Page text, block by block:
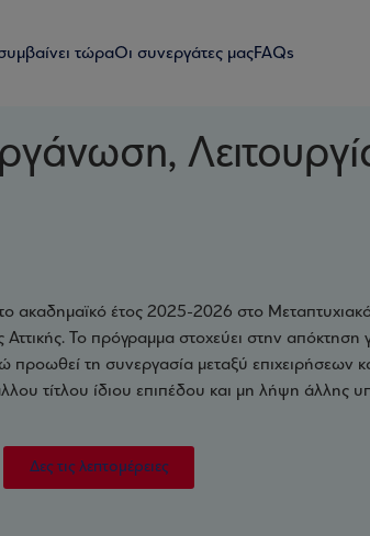
τώραΟι συνεργάτες μαςFAQs
ακαδημαϊκό έτος 2025-2026 στο
Το πρόγραμμα στοχεύει στην απόκτηση
τη συνεργασία μεταξύ επιχειρήσεων
τίτλου ίδιου επιπέδου και μη λήψη άλλης
Δες τις λεπτομέρειες